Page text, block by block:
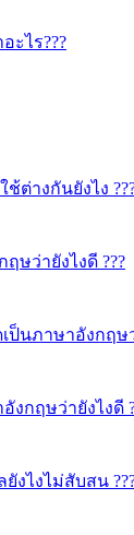
ะไร???
ใช้ต่างกันยังไง
ฤษว่ายังไงดี ???
ป็นภาษาอังกฤษว่
งกฤษว่ายังไงดี
ยังไงไม่สับสน